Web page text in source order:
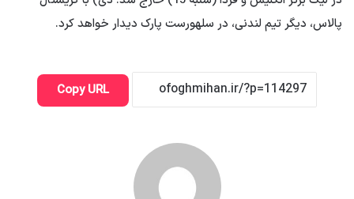
پالاس، دیگر تیم لندنی، در سلهورست پارک دیدار خواهد کرد.
Copy URL